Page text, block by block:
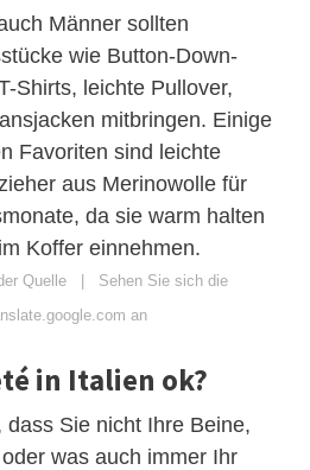
Männer sollten
wie Button-Down-
Shirts, leichte Pullover,
mitbringen. Einige
Favoriten sind leichte
aus Merinowolle für
da sie warm halten
Koffer einnehmen.
Quelle | Sehen Sie sich die
an
in Italien ok?
dass Sie nicht Ihre Beine,
was auch immer Ihr